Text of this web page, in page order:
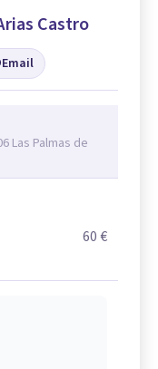
Castro
Email
Las Palmas de
60 €